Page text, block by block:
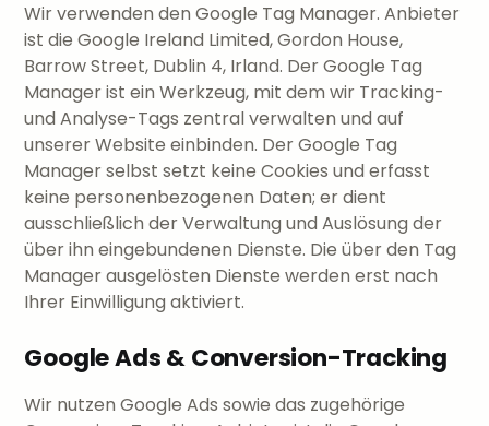
Wir verwenden den Google Tag Manager. Anbieter
ist die Google Ireland Limited, Gordon House,
Barrow Street, Dublin 4, Irland. Der Google Tag
Manager ist ein Werkzeug, mit dem wir Tracking-
und Analyse-Tags zentral verwalten und auf
unserer Website einbinden. Der Google Tag
Manager selbst setzt keine Cookies und erfasst
keine personenbezogenen Daten; er dient
ausschließlich der Verwaltung und Auslösung der
über ihn eingebundenen Dienste. Die über den Tag
Manager ausgelösten Dienste werden erst nach
Ihrer Einwilligung aktiviert.
Google Ads & Conversion-Tracking
Wir nutzen Google Ads sowie das zugehörige